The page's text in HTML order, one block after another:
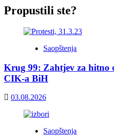
Propustili ste?
Saopštenja
Krug 99: Zahtjev za hitno
CIK-a BiH
03.08.2026
Saopštenja